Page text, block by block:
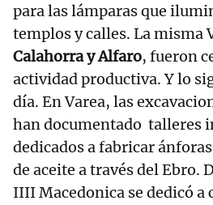
para las lámparas que
templos y calles. La misma
Calahorra y Alfaro, fueron
actividad productiva. Y lo
día. En Varea, las
han documentado talleres
dedicados a fabricar
de aceite a través del Ebro.
IIII Macedonica se dedicó a